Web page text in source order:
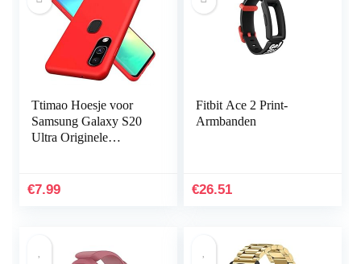
Ttimao Hoesje voor
Samsung Galaxy S20
Ultra Originele
Protector Shock
€7.99
Fitbit Ace 2 Print-
Armbanden
€26.51